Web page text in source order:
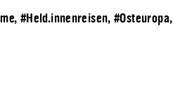
, #Held.innenreisen,#Osteuropa,